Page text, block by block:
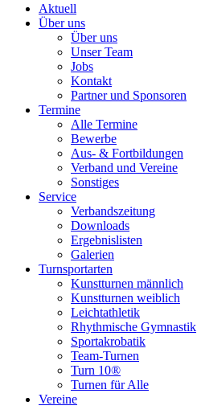
Aktuell
Über uns
Über uns
Unser Team
Jobs
Kontakt
Partner und Sponsoren
Termine
Alle Termine
Bewerbe
Aus- & Fortbildungen
Verband und Vereine
Sonstiges
Service
Verbandszeitung
Downloads
Ergebnislisten
Galerien
Turnsportarten
Kunstturnen männlich
Kunstturnen weiblich
Leichtathletik
Rhythmische Gymnastik
Sportakrobatik
Team-Turnen
Turn 10®
Turnen für Alle
Vereine